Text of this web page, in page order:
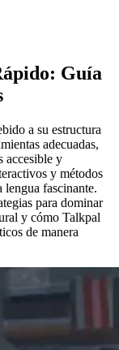
Guía
a su estructura
adecuadas,
accesible y
y métodos
lengua fascinante.
para dominar
y cómo Talkpal
de manera